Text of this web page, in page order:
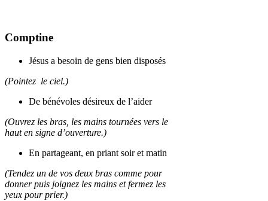
Comptine
Jésus a besoin de gens bien disposés
(Pointez le ciel.)
De bénévoles désireux de l’aider
(Ouvrez les bras, les mains tournées vers le
haut en signe d’ouverture.)
En partageant, en priant soir et matin
(Tendez un de vos deux bras comme pour
donner puis joignez les mains et fermez les
yeux pour prier.)